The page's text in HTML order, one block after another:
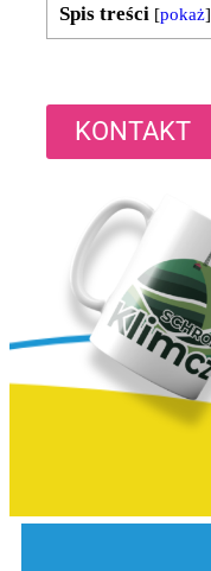
Spis treści [pokaż]
KONTAKT